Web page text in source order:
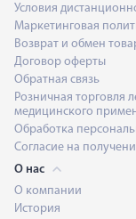
Условия
Маркетинговая
Возврат и обмен
Договор оферты
Обратная связь
Розничная торговля
медицинского
Обработка
Согласие на
О нас
О компании
История